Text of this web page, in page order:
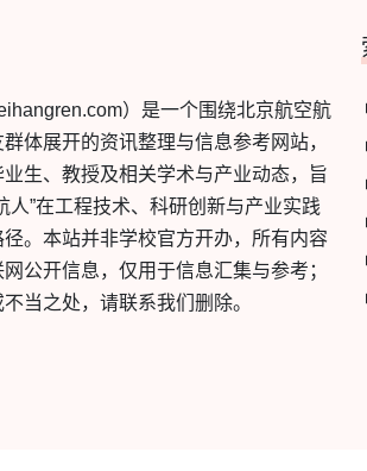
）是一个围绕北京航空航
体展开的资讯整理与信息参考网站，
业生、教授及相关学术与产业动态，旨
人”在工程技术、科研创新与产业实践
径。本站并非学校官方开办，所有内容
公开信息，仅用于信息汇集与参考；
当之处，请联系我们删除。